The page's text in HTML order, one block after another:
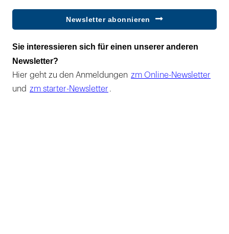
Newsletter abonnieren
Sie interessieren sich für einen unserer anderen
Newsletter?
Hier geht zu den Anmeldungen zm Online-Newsletter
und zm starter-Newsletter .